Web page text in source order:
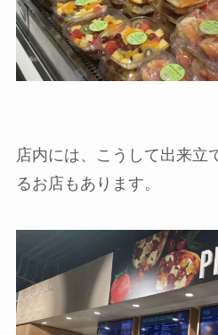
店内には、こうして出来立
るお店もあります。